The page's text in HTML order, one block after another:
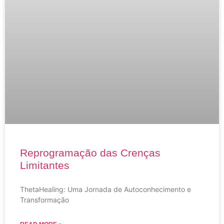
Reprogramação das Crenças
Limitantes
ThetaHealing: Uma Jornada de Autoconhecimento e
Transformação